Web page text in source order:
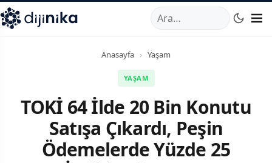
,Marmara Mahallesi,Beylikdüzü34520TRTelefon:0850
Anasayfa › Yaşam
YAŞAM
TOKİ 64 İlde 20 Bin Konutu
Satışa Çıkardı, Peşin
Ödemelerde Yüzde 25